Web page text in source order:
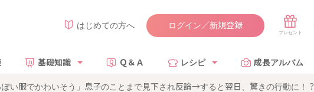
はじめての方へ ログイン／新規登録
基礎知識 Ｑ＆Ａ レシピ 成長アルバム
い服でかわいそう」息子のことまで見下され反論→すると翌日、驚きの行動に！？